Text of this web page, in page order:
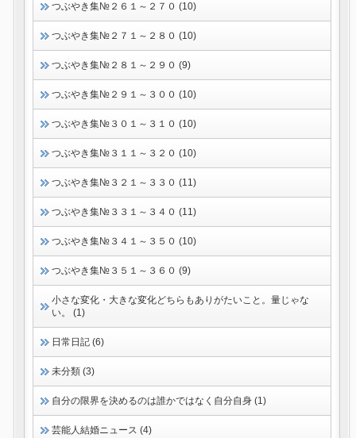
つぶやき集№２６１～２７０ (10)
つぶやき集№２７１～２８０ (10)
つぶやき集№２８１～２９０ (9)
つぶやき集№２９１～３００ (10)
つぶやき集№３０１～３１０ (10)
つぶやき集№３１１～３２０ (10)
つぶやき集№３２１～３３０ (11)
つぶやき集№３３１～３４０ (11)
つぶやき集№３４１～３５０ (10)
つぶやき集№３５１～３６０ (9)
小さな変化・大きな変化どちらもありがたいこと。量じゃな
い。 (1)
日常日記 (6)
未分類 (3)
自分の限界を決めるのは誰かではなく自分自身 (1)
芸能人結婚ニュース (4)